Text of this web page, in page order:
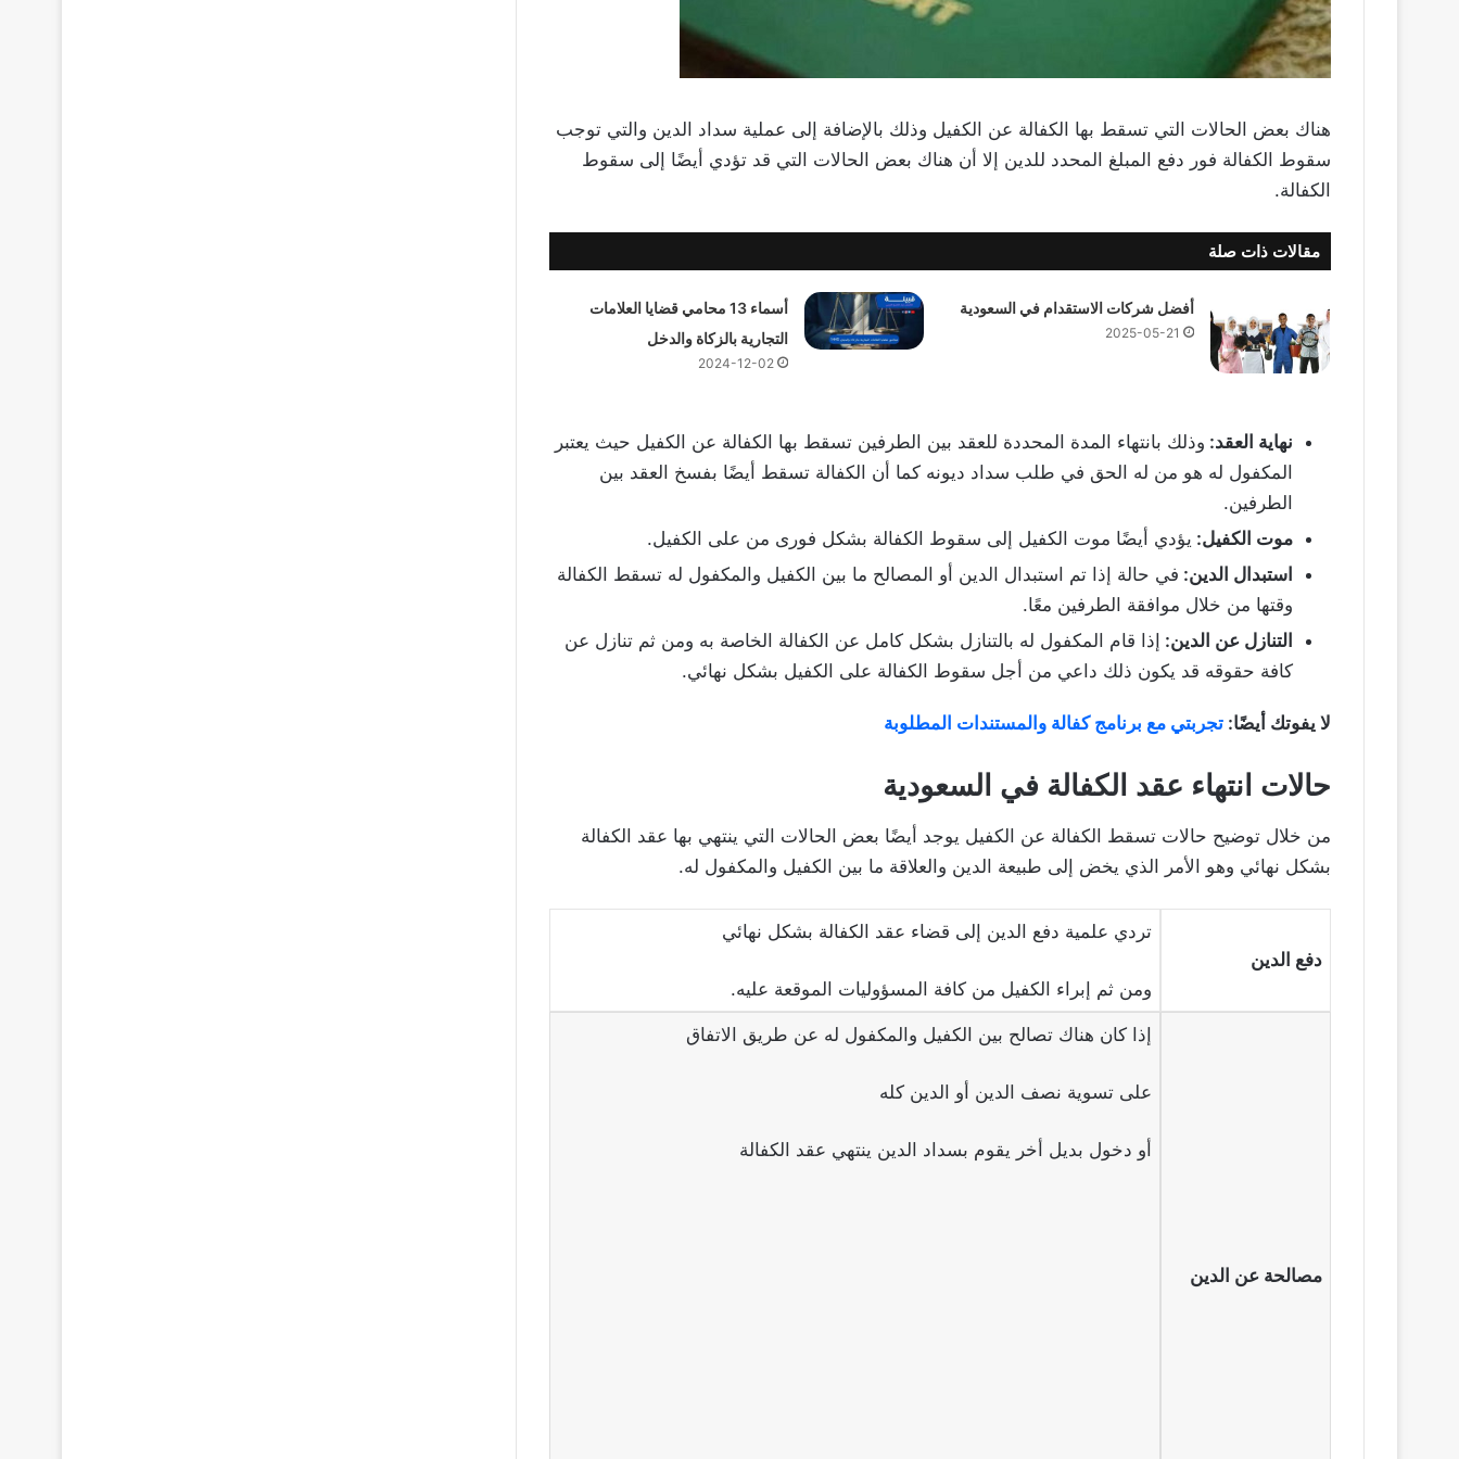
هناك بعض الحالات التي تسقط بها الكفالة عن الكفيل وذلك بالإضافة إلى عملية سداد الدين والتي توجب
سقوط الكفالة فور دفع المبلغ المحدد للدين إلا أن هناك بعض الحالات التي قد تؤدي أيضًا إلى سقوط
الكفالة.
مقالات ذات صلة
أفضل شركات الاستقدام في السعودية
2025-05-21
أسماء 13 محامي قضايا العلامات
التجارية بالزكاة والدخل
2024-12-02
نهاية العقد: وذلك بانتهاء المدة المحددة للعقد بين الطرفين تسقط بها الكفالة عن الكفيل حيث يعتبر
المكفول له هو من له الحق في طلب سداد ديونه كما أن الكفالة تسقط أيضًا بفسخ العقد بين
الطرفين.
موت الكفيل: يؤدي أيضًا موت الكفيل إلى سقوط الكفالة بشكل فورى من على الكفيل.
استبدال الدين: في حالة إذا تم استبدال الدين أو المصالح ما بين الكفيل والمكفول له تسقط الكفالة
وقتها من خلال موافقة الطرفين معًا.
التنازل عن الدين: إذا قام المكفول له بالتنازل بشكل كامل عن الكفالة الخاصة به ومن ثم تنازل عن
كافة حقوقه قد يكون ذلك داعي من أجل سقوط الكفالة على الكفيل بشكل نهائي.
لا يفوتك أيضًا: تجربتي مع برنامج كفالة والمستندات المطلوبة
حالات انتهاء عقد الكفالة في السعودية
من خلال توضيح حالات تسقط الكفالة عن الكفيل يوجد أيضًا بعض الحالات التي ينتهي بها عقد الكفالة
بشكل نهائي وهو الأمر الذي يخض إلى طبيعة الدين والعلاقة ما بين الكفيل والمكفول له.
دفع الدين
تردي علمية دفع الدين إلى قضاء عقد الكفالة بشكل نهائي
ومن ثم إبراء الكفيل من كافة المسؤوليات الموقعة عليه.
مصالحة عن الدين
إذا كان هناك تصالح بين الكفيل والمكفول له عن طريق الاتفاق
على تسوية نصف الدين أو الدين كله
أو دخول بديل أخر يقوم بسداد الدين ينتهي عقد الكفالة